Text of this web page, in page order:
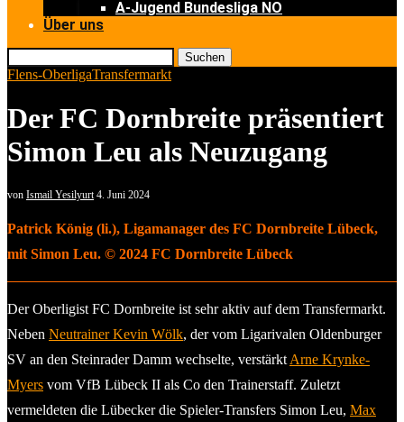
A-Jugend Bundesliga NO
Über uns
Suchen
Flens-OberligaTransfermarkt
Der FC Dornbreite präsentiert
Simon Leu als Neuzugang
von Ismail Yesilyurt 4. Juni 2024
Patrick König (li.), Ligamanager des FC Dornbreite Lübeck,
mit Simon Leu. © 2024 FC Dornbreite Lübeck
Der Oberligist FC Dornbreite ist sehr aktiv auf dem Transfermarkt.
Neben Neutrainer Kevin Wölk, der vom Ligarivalen Oldenburger
SV an den Steinrader Damm wechselte, verstärkt Arne Krynke-
Myers vom VfB Lübeck II als Co den Trainerstaff. Zuletzt
vermeldeten die Lübecker die Spieler-Transfers Simon Leu, Max